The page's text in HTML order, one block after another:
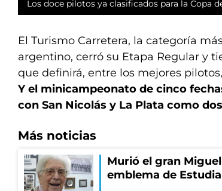
Los doce pilotos ya clasificados para la Copa
El Turismo Carretera, la categoría
argentino, cerró su Etapa Regular y
que definirá, entre los mejores
Y el minicampeonato de cinco
con San Nicolás y La Plata como
Más noticias
Murió el gran
emblema de